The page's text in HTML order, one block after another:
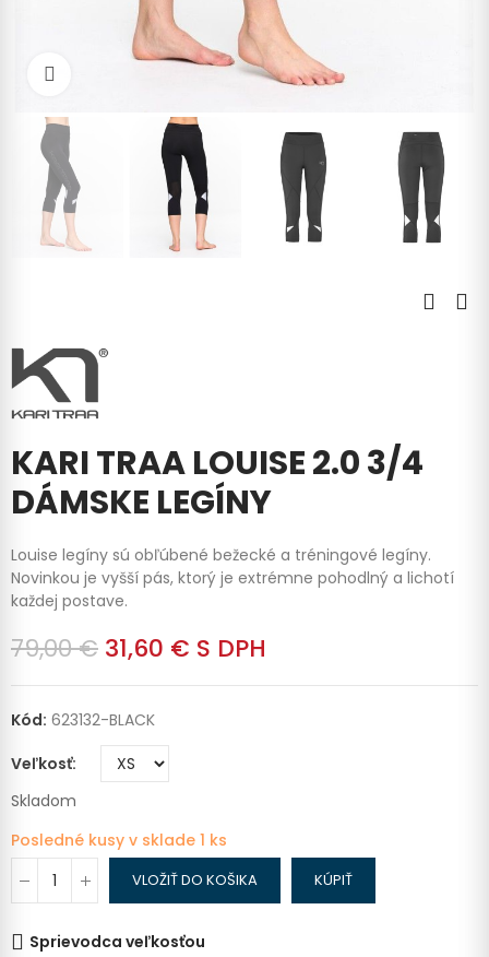
KARI TRAA LOUISE 2.0 3/4
DÁMSKE LEGÍNY
Louise legíny sú obľúbené bežecké a tréningové legíny.
Novinkou je vyšší pás, ktorý je extrémne pohodlný a lichotí
každej postave.
79,00 € 31,60 € S DPH
Kód: 623132-BLACK
Veľkosť
Skladom
Posledné kusy v sklade 1 ks
VLOŽIŤ DO KOŠIKA KÚPIŤ
Sprievodca veľkosťou